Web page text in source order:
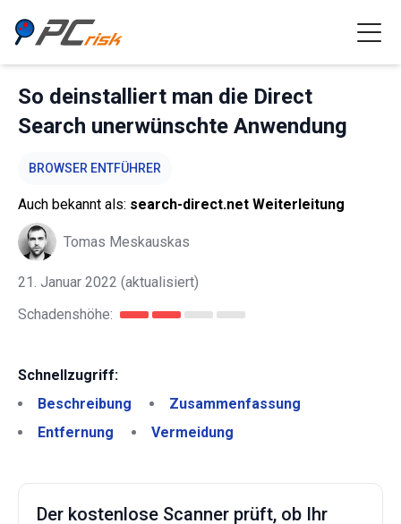
So deinstalliert man die Direct
Search unerwünschte Anwendung
BROWSER ENTFÜHRER
Auch bekannt als: search-direct.net Weiterleitung
Tomas Meskauskas
21. Januar 2022 (aktualisiert)
Schadenshöhe:
Schnellzugriff:
Beschreibung
Zusammenfassung
Entfernung
Vermeidung
Der kostenlose Scanner prüft, ob Ihr